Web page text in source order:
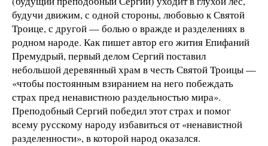
будучи движим, с одной стороны, любовью к Святой
Троице, с другой — болью о вражде и разделениях в
родном народе. Как пишет автор его жития Епифаний
Премудрый, первый делом Сергий поставил
небольшой деревянный храм в честь Святой Троицы —
«чтобы постоянным взиранием на него побеждать
страх пред ненавистною раздельностью мира».
Преподобный Сергий победил этот страх и помог
всему русскому народу избавиться от «ненавистной
разделенности», в которой народ оказался.